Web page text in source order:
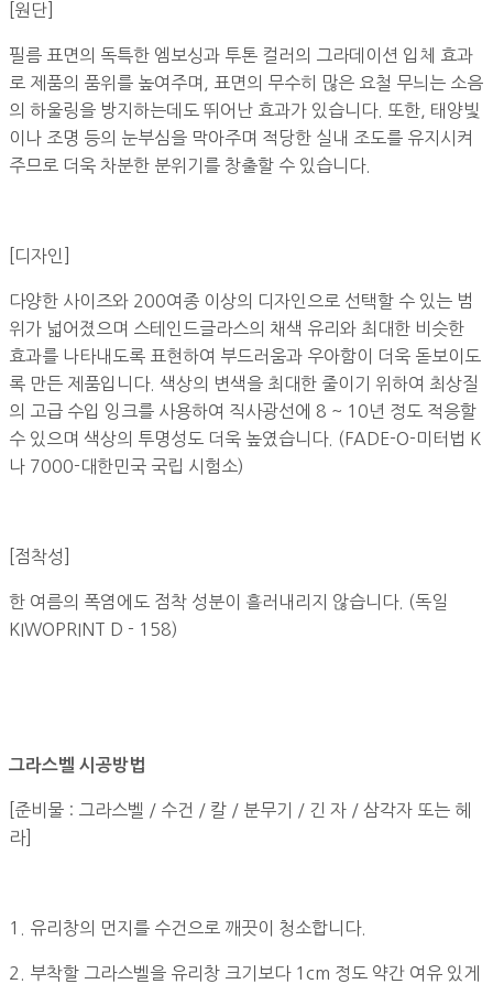
[원단]
필름 표면의 독특한 엠보싱과 투톤 컬러의 그라데이션 입체 효과
로 제품의 품위를 높여주며, 표면의 무수히 많은 요철 무늬는 소음
의 하울링을 방지하는데도 뛰어난 효과가 있습니다. 또한, 태양빛
이나 조명 등의 눈부심을 막아주며 적당한 실내 조도를 유지시켜
주므로 더욱 차분한 분위기를 창출할 수 있습니다.
[디자인]
다양한 사이즈와 200여종 이상의 디자인으로 선택할 수 있는 범
위가 넓어졌으며 스테인드글라스의 채색 유리와 최대한 비슷한
효과를 나타내도록 표현하여 부드러움과 우아함이 더욱 돋보이도
록 만든 제품입니다. 색상의 변색을 최대한 줄이기 위하여 최상질
의 고급 수입 잉크를 사용하여 직사광선에 8 ~ 10년 정도 적응할
수 있으며 색상의 투명성도 더욱 높였습니다. (FADE-O-미터법 K
나 7000-대한민국 국립 시험소)
[점착성]
한 여름의 폭염에도 점착 성분이 흘러내리지 않습니다. (독일
KIWOPRINT D - 158)
그라스벨 시공방법
[준비물 : 그라스벨 / 수건 / 칼 / 분무기 / 긴 자 / 삼각자 또는 헤
라]
1. 유리창의 먼지를 수건으로 깨끗이 청소합니다.
2. 부착할 그라스벨을 유리창 크기보다 1cm 정도 약간 여유 있게